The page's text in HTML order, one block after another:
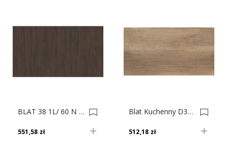
BLAT 38 1L/ 60 N 20320/OV ALLEGORY 4.10 0036684-0036685
551,58 zł
Blat Kuchenny D3273 MX Dąb Canyon, 38mm 0008745-0008793
512,18 zł